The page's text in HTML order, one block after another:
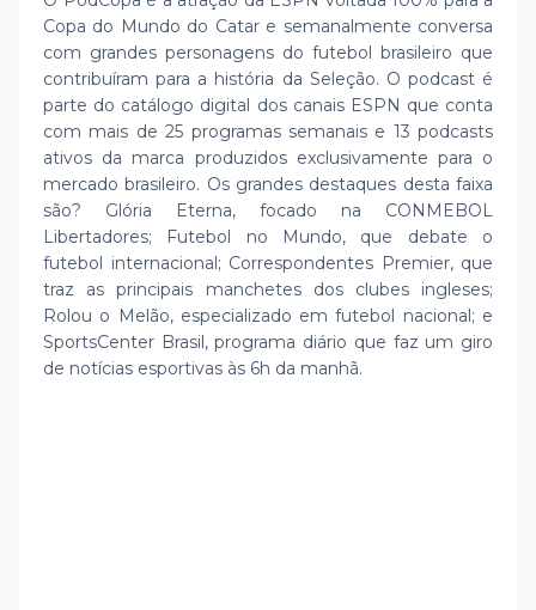
Copa do Mundo do Catar e semanalmente conversa
com grandes personagens do futebol brasileiro que
contribuíram para a história da Seleção. O podcast é
parte do catálogo digital dos canais ESPN que conta
com mais de 25 programas semanais e 13 podcasts
ativos da marca produzidos exclusivamente para o
mercado brasileiro. Os grandes destaques desta faixa
são? Glória Eterna, focado na CONMEBOL
Libertadores; Futebol no Mundo, que debate o
futebol internacional; Correspondentes Premier, que
traz as principais manchetes dos clubes ingleses;
Rolou o Melão, especializado em futebol nacional; e
SportsCenter Brasil, programa diário que faz um giro
de notícias esportivas às 6h da manhã.